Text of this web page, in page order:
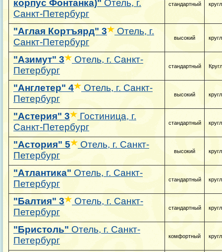
корпус Фонтанка)" Отель, г.
Санкт-Петербург
стандартный
"Аглая Кортъярд" 3
Отель, г.
Санкт-Петербург
высокий
"Азимут" 3
Отель, г. Санкт-
Петербург
стандартный
"Англетер" 4
Отель, г. Санкт-
Петербург
высокий
"Астерия" 3
Гостиница, г.
Санкт-Петербург
стандартный
"Астория" 5
Отель, г. Санкт-
Петербург
высокий
"Атлантика" Отель, г. Санкт-
Петербург
стандартный
"Балтия" 3
Отель, г. Санкт-
Петербург
стандартный
"Бристоль" Отель, г. Санкт-
Петербург
комфортный